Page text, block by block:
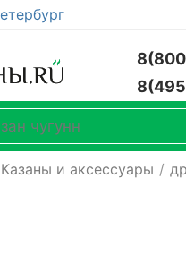
Казаны и аксессуары /